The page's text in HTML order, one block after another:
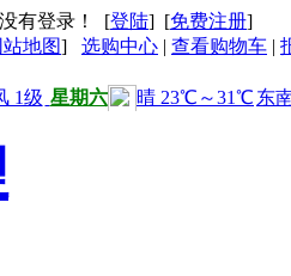
有登录！ [登陆] [免费注册]
站地图] 选购中心 | 查看购物车 |